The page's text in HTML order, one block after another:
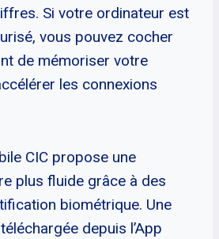
Si votre ordinateur est
vous pouvez cocher
de mémoriser votre
les connexions
CIC propose une
plus fluide grâce à des
biométrique. Une
depuis l’App